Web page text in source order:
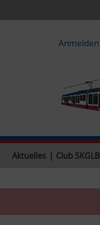
Anmelden
Aktuelles Club SKGLB